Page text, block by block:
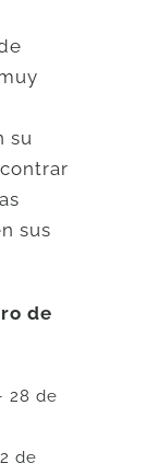
su
sus
de
28 de
de